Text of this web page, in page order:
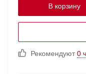
В корзину
Рекомендуют0